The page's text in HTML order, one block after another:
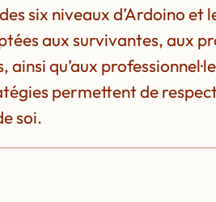
six niveaux d’Ardoino et
aux survivantes, aux
ainsi qu’aux
permettent de
soi.